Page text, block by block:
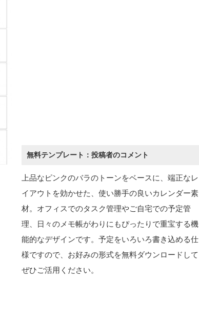
無料テンプレート：投稿者のコメント
上品なピンクのバラのトーンをベースに、端正なレ
イアウトを効かせた、使い勝手の良いカレンダー素
材。オフィスでのタスク管理やご自宅での予定管
理、日々のメモ帳がわりにもぴったりで重宝する機
能的なデザインです。予定をいろいろ書き込める仕
様ですので、お好みの形式を無料ダウンロードして
ぜひご活用ください。